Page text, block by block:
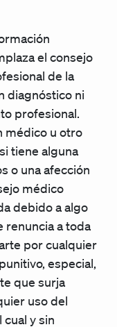
el consejo
de la
diagnóstico ni
profesional.
médico u otro
tiene alguna
o una afección
médico
debido a algo
renuncia a toda
por cualquier
especial,
que surja
uso del
y sin